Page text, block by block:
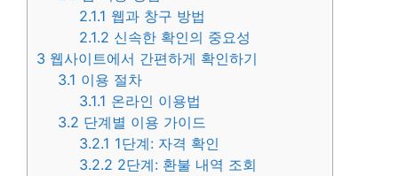
2.1.1 웹과 창구 방법
2.1.2 신속한 확인의 중요성
3 웹사이트에서 간편하게 확인하기
3.1 이용 절차
3.1.1 온라인 이용법
3.2 단계별 이용 가이드
3.2.1 1단계: 자격 확인
3.2.2 2단계: 환불 내역 조회